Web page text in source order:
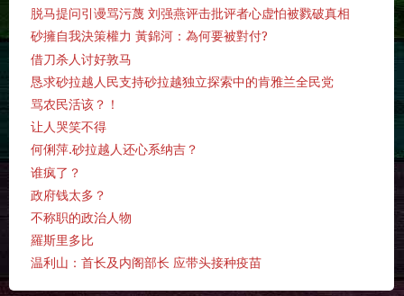
脱马提问引谩骂污蔑 刘强燕评击批评者心虚怕被戮破真相
砂擁自我決策權力 黃錦河：為何要被對付?
借刀杀人讨好敦马
恳求砂拉越人民支持砂拉越独立探索中的肯雅兰全民党
骂农民活该？！
让人哭笑不得
何俐萍.砂拉越人还心系纳吉？
谁疯了？
政府钱太多？
不称职的政治人物
羅斯里多比
温利山：首长及内阁部长 应带头接种疫苗